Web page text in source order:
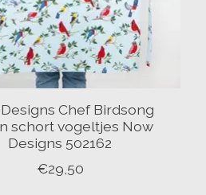
Chef Birdsong
schort vogeltjes Now
Designs 502162
€29,50